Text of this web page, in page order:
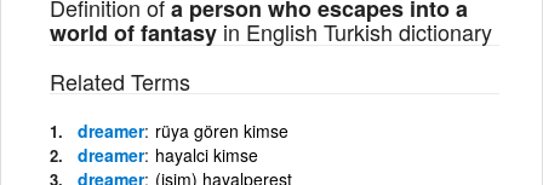
Definition ofa person who escapes into a
world of fantasy in English Turkish dictionary
Related Terms
dreamer rüya gören kimse
dreamer hayalci kimse
dreamer (isim) hayalperest